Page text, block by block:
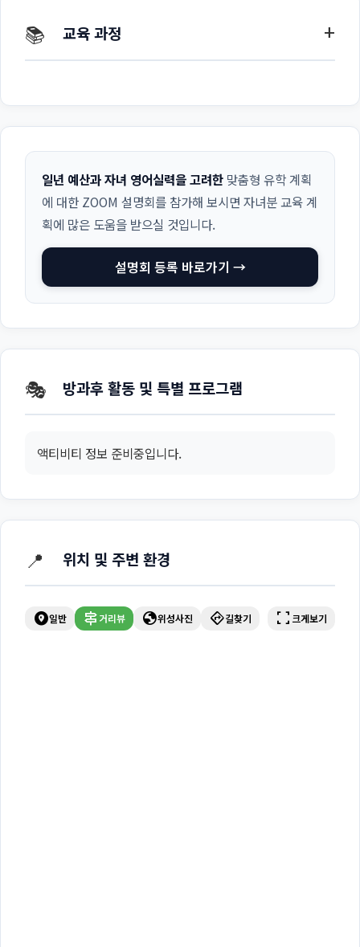
📚 교육 과정 +
일년 예산과 자녀 영어실력을 고려한 맞춤형 유학 계획
에 대한 ZOOM 설명회를 참가해 보시면 자녀분 교육 계
획에 많은 도움을 받으실 것입니다.
설명회 등록 바로가기 →
🎭 방과후 활동 및 특별 프로그램
액티비티 정보 준비중입니다.
📍 위치 및 주변 환경
explore_nearby일반 signpost거리뷰 globe위성사진 directions길찾기 fullscreen 크게보기